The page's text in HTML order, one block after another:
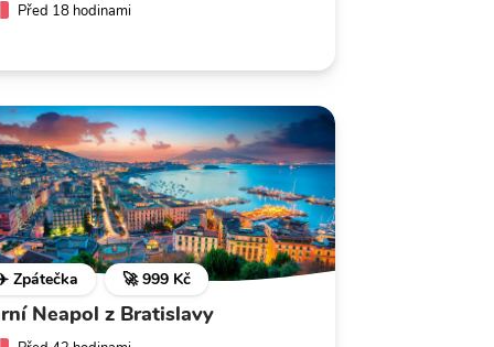
Před 18 hodinami
Zpátečka 🚀 999 Kč
Neapol z Bratislavy